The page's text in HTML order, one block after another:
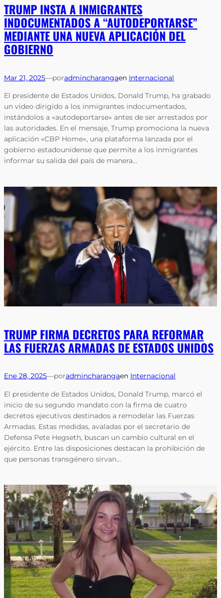
TRUMP INSTA A INMIGRANTES
INDOCUMENTADOS A “AUTODEPORTARSE”
MEDIANTE UNA NUEVA APLICACIÓN DEL
GOBIERNO
Mar 21, 2025—poradmincharangaen Internacional
El presidente de Estados Unidos, Donald Trump, ha grabado
un video dirigido a los inmigrantes indocumentados,
instándolos a «autodeportarse» antes de ser arrestados por
las autoridades. En el mensaje, Trump promociona la nueva
aplicación «CBP Home», una plataforma lanzada por el
gobierno estadounidense que permite a los inmigrantes
informar su salida del país de manera…
TRUMP FIRMA DECRETOS PARA REFORMAR
LAS FUERZAS ARMADAS DE ESTADOS UNIDOS
Ene 28, 2025—poradmincharangaen Internacional
El presidente de Estados Unidos, Donald Trump, marcó el
inicio de su segundo mandato con la firma de cuatro
decretos ejecutivos destinados a remodelar las Fuerzas
Armadas. Estas medidas, avaladas por el secretario de
Defensa Pete Hegseth, buscan un cambio cultural en el
ejército. Entre las disposiciones destacan la prohibición de
que personas transgénero sirvan…